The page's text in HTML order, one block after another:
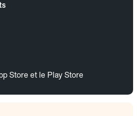
Store et le Play Store